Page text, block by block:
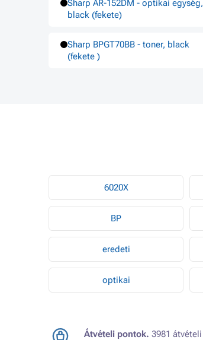
Sharp AR-152DM - optikai egység,
black (fekete)
Sharp BPGT70BB - toner, black
(fekete )
6020X
BP
eredeti
optikai
Átvételi pontok. 3981 átvételi